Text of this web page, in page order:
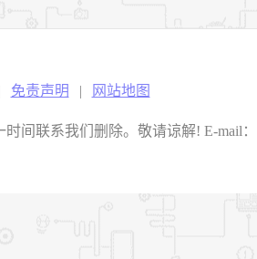
免责声明 | 网站地图
间联系我们删除。敬请谅解! E-mail：